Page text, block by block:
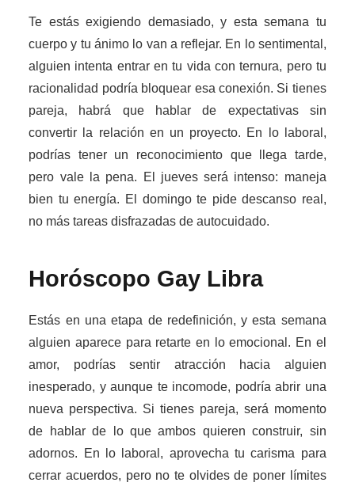
Te estás exigiendo demasiado, y esta semana tu
cuerpo y tu ánimo lo van a reflejar. En lo sentimental,
alguien intenta entrar en tu vida con ternura, pero tu
racionalidad podría bloquear esa conexión. Si tienes
pareja, habrá que hablar de expectativas sin
convertir la relación en un proyecto. En lo laboral,
podrías tener un reconocimiento que llega tarde,
pero vale la pena. El jueves será intenso: maneja
bien tu energía. El domingo te pide descanso real,
no más tareas disfrazadas de autocuidado.
Horóscopo Gay Libra
Estás en una etapa de redefinición, y esta semana
alguien aparece para retarte en lo emocional. En el
amor, podrías sentir atracción hacia alguien
inesperado, y aunque te incomode, podría abrir una
nueva perspectiva. Si tienes pareja, será momento
de hablar de lo que ambos quieren construir, sin
adornos. En lo laboral, aprovecha tu carisma para
cerrar acuerdos, pero no te olvides de poner límites